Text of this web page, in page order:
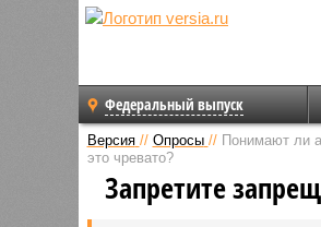
Федеральный выпуск
Версия // Опросы // Понимают ли
это чревато?
Запретите